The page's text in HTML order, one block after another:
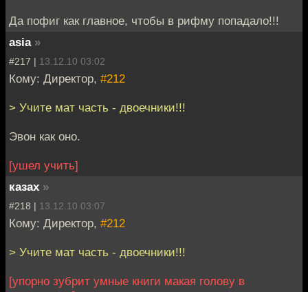
Да пофиг как главное, чтобы в рифму попадало!!!
asia »
#217 | 13.12.10 03:02
Кому: Директор, #212
> Учите мат часть - двоечники!!!
Эвон как оно.
[ушел учить]
казах »
#218 | 13.12.10 03:07
Кому: Директор, #212
> Учите мат часть - двоечники!!!
[упорно зубрит умные книги макая голову в